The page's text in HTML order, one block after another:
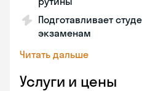
Подготавливает
экзаменам
Читать дальше
Услуги и цены